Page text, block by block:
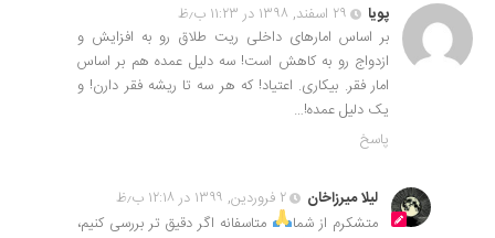
پویا
۲۹ اسفند, ۱۳۹۸ در ۱۱:۲۳ ب٫ظ
بر اساس امارهای داخلی ریت طلاق رو به افزایش و
ازدواج رو به کاهش است! سه دلیل عمده هم بر اساس
امار فقر. بیکاری. اعتیاد! که هر سه تا ریشه فقر دارن! و
یک دلیل عمده!…
پاسخ
لیلا میرزاخان
۲ فروردین, ۱۳۹۹ در ۱۲:۱۸ ب٫ظ
متشکرم از شما
متاسفانه اگر دقیق تر بررسی کنیم،